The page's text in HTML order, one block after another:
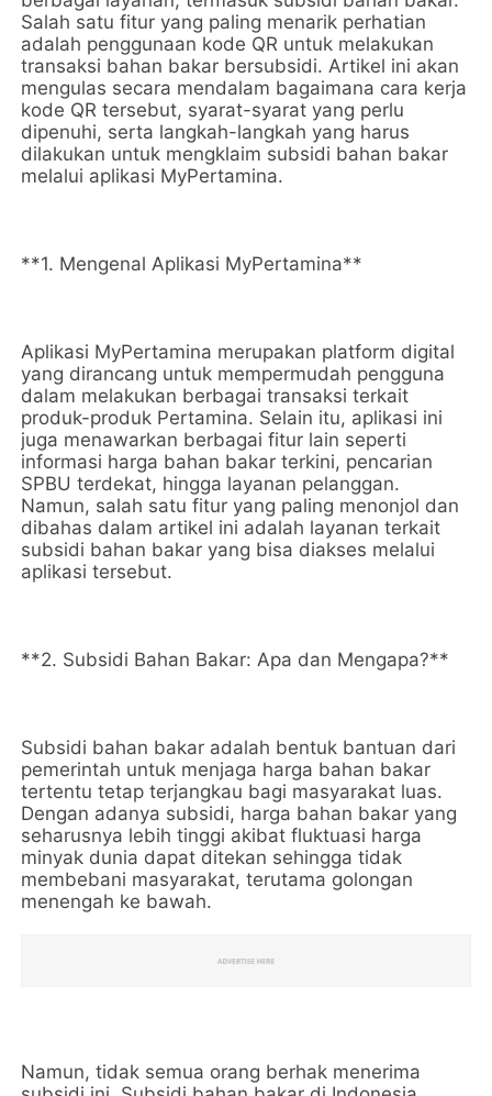
Salah satu fitur yang paling menarik perhatian
adalah penggunaan kode QR untuk melakukan
transaksi bahan bakar bersubsidi. Artikel ini akan
mengulas secara mendalam bagaimana cara kerja
kode QR tersebut, syarat-syarat yang perlu
dipenuhi, serta langkah-langkah yang harus
dilakukan untuk mengklaim subsidi bahan bakar
melalui aplikasi MyPertamina.
**1. Mengenal Aplikasi MyPertamina**
Aplikasi MyPertamina merupakan platform digital
yang dirancang untuk mempermudah pengguna
dalam melakukan berbagai transaksi terkait
produk-produk Pertamina. Selain itu, aplikasi ini
juga menawarkan berbagai fitur lain seperti
informasi harga bahan bakar terkini, pencarian
SPBU terdekat, hingga layanan pelanggan.
Namun, salah satu fitur yang paling menonjol dan
dibahas dalam artikel ini adalah layanan terkait
subsidi bahan bakar yang bisa diakses melalui
aplikasi tersebut.
**2. Subsidi Bahan Bakar: Apa dan Mengapa?**
Subsidi bahan bakar adalah bentuk bantuan dari
pemerintah untuk menjaga harga bahan bakar
tertentu tetap terjangkau bagi masyarakat luas.
Dengan adanya subsidi, harga bahan bakar yang
seharusnya lebih tinggi akibat fluktuasi harga
minyak dunia dapat ditekan sehingga tidak
membebani masyarakat, terutama golongan
menengah ke bawah.
Namun, tidak semua orang berhak menerima